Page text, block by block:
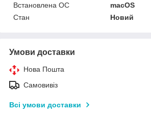
Встановлена ОС
macOS
Стан
Новий
Умови доставки
Нова Пошта
Самовивіз
Всі умови доставки